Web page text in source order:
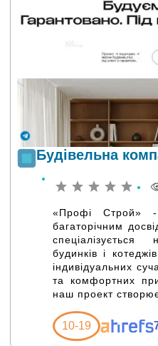
Будівельна
«Профі Строй» -
багаторічним
будинків і
індивідуальних
та комфортних
наш проект
10-19